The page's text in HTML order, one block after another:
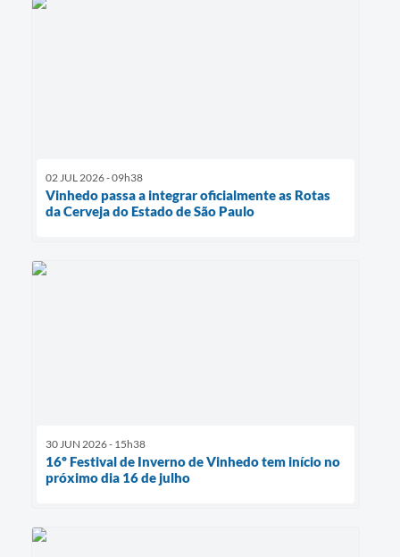
02 JUL 2026 - 09h38
Vinhedo passa a integrar oficialmente as Rotas
da Cerveja do Estado de São Paulo
30 JUN 2026 - 15h38
16º Festival de Inverno de Vinhedo tem início no
próximo dia 16 de julho